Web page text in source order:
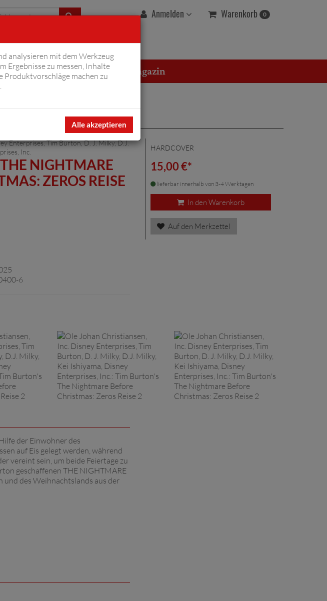
Anmelden Warenkorb 0
Overton Magazin
Enterprises, Tim Burton, D. J. Milky, D.J.
Inc.
NIGHTMARE
ZEROS REISE
6
HARDCOVER
15,00 €*
lieferbar innerhalb von 3-4 Werktagen
In den Warenkorb
Auf den Merkzettel
der Einwohner des
auf Eis gelegt werden, während
vereint sein, um beide Feiertage zu
geschaffenen THE NIGHTMARE
und des Weihnachtslands aus der
analysieren mit dem Werkzeug
Ergebnisse zu messen, Inhalte
Produktvorschläge machen zu
Alle akzeptieren